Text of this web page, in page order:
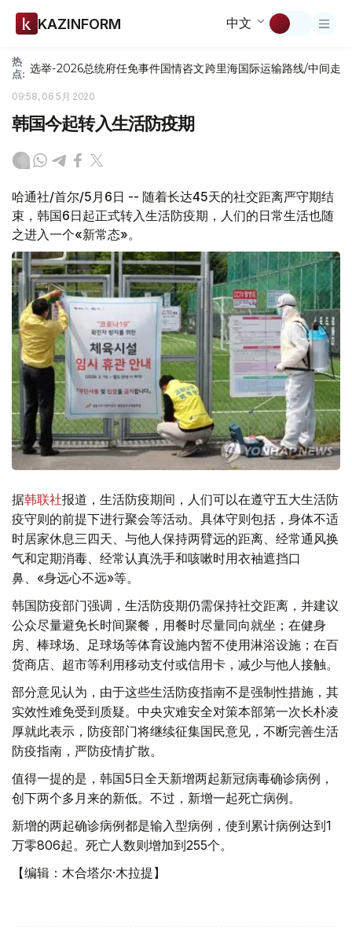
KAZINFORM 中文
热
点: 选举-2026总统府任免事件国情咨文跨里海国际运输路线/中间走廊
09:58, 06 5月 2020
韩国今起转入生活防疫期
哈通社/首尔/5月6日 -- 随着长达45天的社交距离严守期结
束，韩国6日起正式转入生活防疫期，人们的日常生活也随
之进入一个«新常态»。
据韩联社报道，生活防疫期间，人们可以在遵守五大生活防
疫守则的前提下进行聚会等活动。具体守则包括，身体不适
时居家休息三四天、与他人保持两臂远的距离、经常通风换
气和定期消毒、经常认真洗手和咳嗽时用衣袖遮挡口
鼻、«身远心不远»等。
韩国防疫部门强调，生活防疫期仍需保持社交距离，并建议
公众尽量避免长时间聚餐，用餐时尽量同向就坐；在健身
房、棒球场、足球场等体育设施内暂不使用淋浴设施；在百
货商店、超市等利用移动支付或信用卡，减少与他人接触。
部分意见认为，由于这些生活防疫指南不是强制性措施，其
实效性难免受到质疑。中央灾难安全对策本部第一次长朴凌
厚就此表示，防疫部门将继续征集国民意见，不断完善生活
防疫指南，严防疫情扩散。
值得一提的是，韩国5日全天新增两起新冠病毒确诊病例，
创下两个多月来的新低。不过，新增一起死亡病例。
新增的两起确诊病例都是输入型病例，使到累计病例达到1
万零806起。死亡人数则增加到255个。
【编辑：木合塔尔·木拉提】